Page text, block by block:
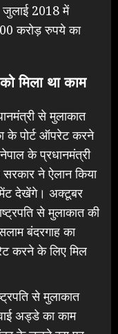
जुलाई 2018 में
करोड़ रुपये का
मिला था काम
से मुलाकात
के पोर्ट ऑपरेट करने
के प्रधानमंत्री
ने ऐलान किया
देखेंगे। अक्टूबर
से मुलाकात की
बंदरगाह का
करने के लिए मिल
से मुलाकात
अड्डे का काम